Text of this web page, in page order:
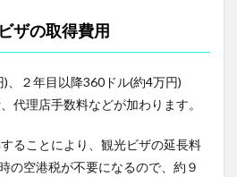
ザの取得費用
、２年目以降360ドル(約4万円)
代理店手数料などが加わります。
ることにより、観光ビザの延長料
の空港税が不要になるので、約９